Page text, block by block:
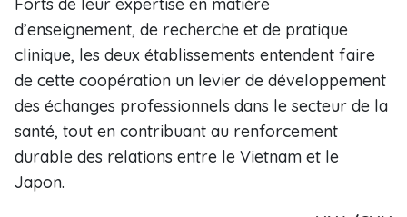
d’enseignement, de recherche et de pratique
clinique, les deux établissements entendent faire
de cette coopération un levier de développement
des échanges professionnels dans le secteur de la
santé, tout en contribuant au renforcement
durable des relations entre le Vietnam et le
Japon.